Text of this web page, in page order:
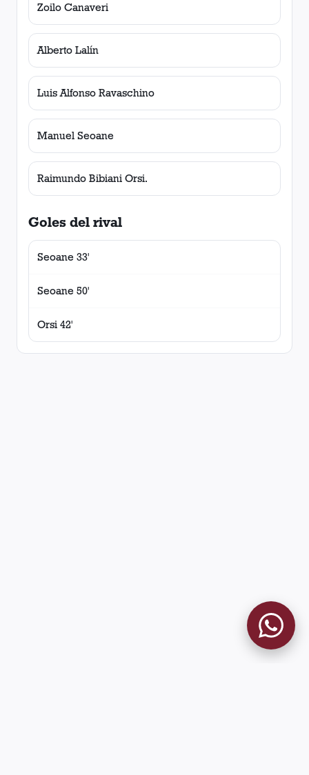
Zoilo Canaveri
Alberto Lalín
Luis Alfonso Ravaschino
Manuel Seoane
Raimundo Bibiani Orsi.
Goles del rival
Seoane 33'
Seoane 50'
Orsi 42'